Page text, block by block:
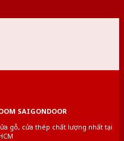
SAIGONDOOR
gỗ, cửa thép chất lượng nhất tại